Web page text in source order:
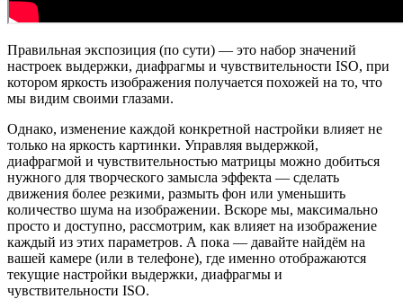
Правильная экспозиция (по сути) — это набор значений
настроек выдержки, диафрагмы и чувствительности ISO, при
котором яркость изображения получается похожей на то, что
мы видим своими глазами.
Однако, изменение каждой конкретной настройки влияет не
только на яркость картинки. Управляя выдержкой,
диафрагмой и чувствительностью матрицы можно добиться
нужного для творческого замысла эффекта — сделать
движения более резкими, размыть фон или уменьшить
количество шума на изображении. Вскоре мы, максимально
просто и доступно, рассмотрим, как влияет на изображение
каждый из этих параметров. А пока — давайте найдём на
вашей камере (или в телефоне), где именно отображаются
текущие настройки выдержки, диафрагмы и
чувствительности ISO.